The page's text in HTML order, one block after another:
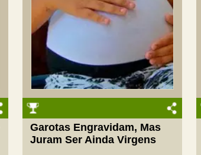
Garotas Engravidam, Mas
Juram Ser Ainda Virgens